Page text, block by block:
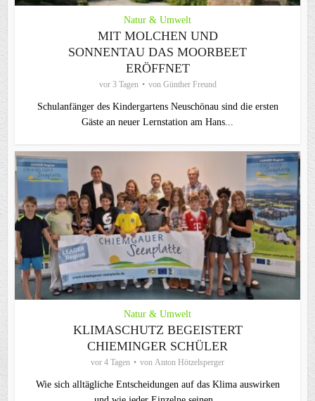
Natur & Umwelt
MIT MOLCHEN UND
SONNENTAU DAS MOORBEET
ERÖFFNET
vor 3 Tagen von Günther Freund
Schulanfänger des Kindergartens Neuschönau sind die ersten
Gäste an neuer Lernstation am Hans...
Natur & Umwelt
KLIMASCHUTZ BEGEISTERT
CHIEMINGER SCHÜLER
vor 4 Tagen von Anton Hötzelsperger
Wie sich alltägliche Entscheidungen auf das Klima auswirken